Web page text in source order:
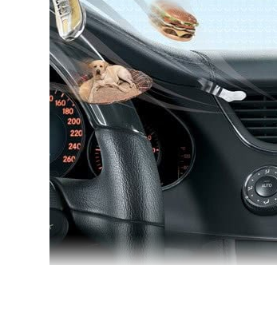
Ưu điểm và công dụng dầu thơm xe